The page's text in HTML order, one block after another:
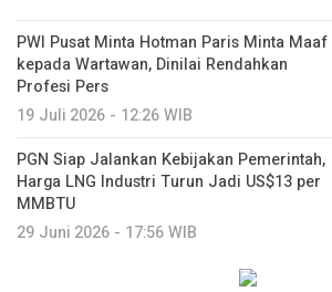
PWI Pusat Minta Hotman Paris Minta Maaf
kepada Wartawan, Dinilai Rendahkan
Profesi Pers
19 Juli 2026 - 12:26 WIB
PGN Siap Jalankan Kebijakan Pemerintah,
Harga LNG Industri Turun Jadi US$13 per
MMBTU
29 Juni 2026 - 17:56 WIB